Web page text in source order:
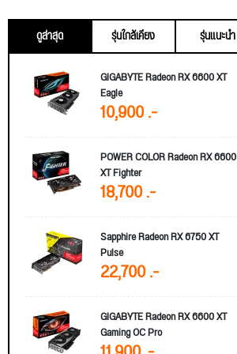
ดูล่าสุด รุ่นใกล้เคียง
รุ่นแนะนำ
GIGABYTE Radeon RX 6600 XT
Eagle
10,900 .-
POWER COLOR Radeon RX 6600
XT Fighter
18,700 .-
Sapphire Radeon RX 6750 XT
Pulse
22,700 .-
GIGABYTE Radeon RX 6600 XT
Gaming OC Pro